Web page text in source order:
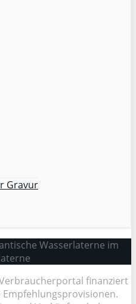
Gravur
Wasserlaterne im
finanziert